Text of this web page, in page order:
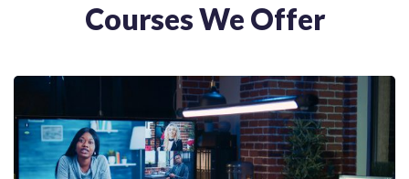
Courses We Offer
Webinary
Connecting Globally, Collaborating